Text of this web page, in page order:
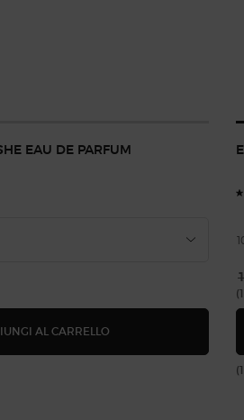
EAU DE PARFUM
AL CARRELLO